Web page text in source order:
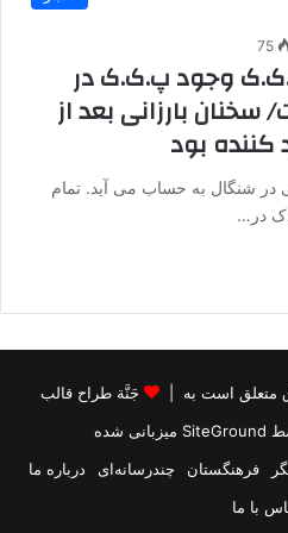
75
وجود پ.ک.ک در
بارزانی بعد از
کننده بود
شنگال به حساب می آید. تمام
در…
جَنَّة طراح قالب
SiteGround میزبانی شده
فرهنگستان چندرسانه‌ای
درباره ما
با ما